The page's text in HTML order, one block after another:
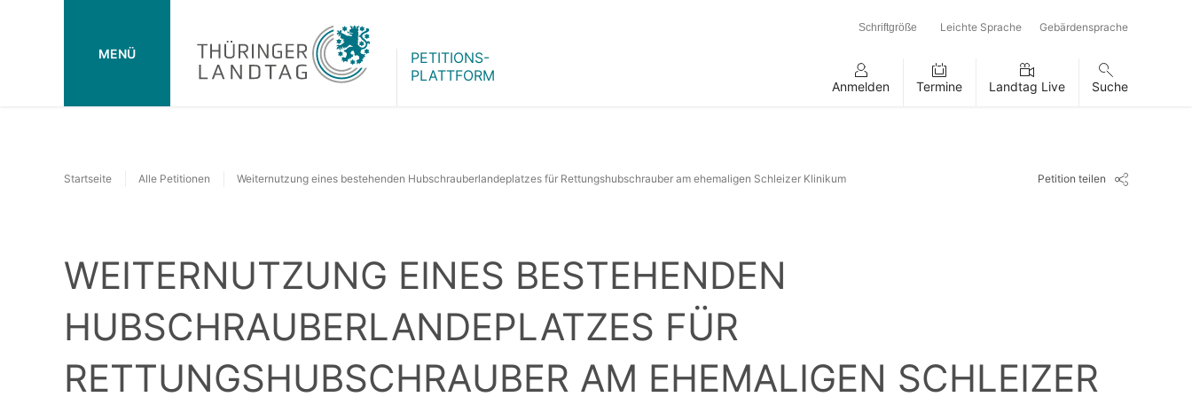
MENÜ
PETITIONS-
PLATTFORM
Schriftgröße Leichte Sprache Gebärdensprache
Anmelden Termine Landtag Live Suche
Startseite Alle Petitionen Weiternutzung eines bestehenden Hubschrauberlandeplatzes für Rettungshubschrauber am ehemaligen Schleizer Klinikum Petition teilen
WEITERNUTZUNG EINES BESTEHENDEN
HUBSCHRAUBERLANDEPLATZES FÜR
RETTUNGSHUBSCHRAUBER AM EHEMALIGEN SCHLEIZER